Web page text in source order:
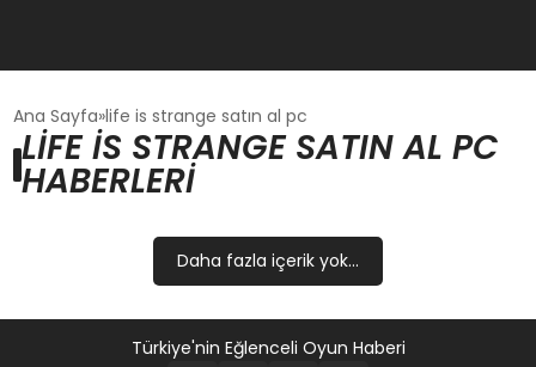
GÜNCEL
OYUN HABERLERI
EĞITIM
Ana Sayfa life is strange satın al pc
LIFE IS STRANGE SATIN AL PC
HABERLERI
Daha fazla içerik yok...
Türkiye'nin Eğlenceli Oyun Haberi